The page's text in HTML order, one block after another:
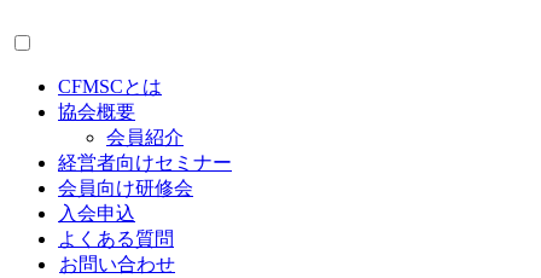
CFMSCとは
協会概要
会員紹介
経営者向けセミナー
会員向け研修会
入会申込
よくある質問
お問い合わせ